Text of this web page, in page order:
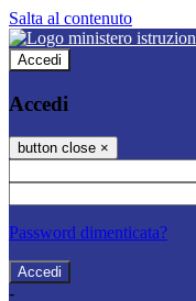
Salta al contenuto
Accedi
Accedi
button close ×
Password dimenticata?
-